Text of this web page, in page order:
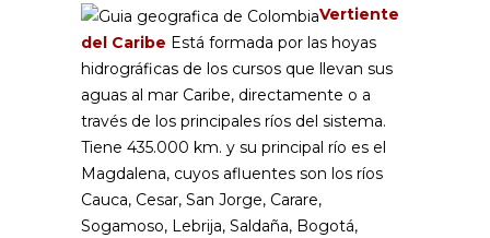
Vertiente
del Caribe Está formada por las hoyas
hidrográficas de los cursos que llevan sus
aguas al mar Caribe, directamente o a
través de los principales ríos del sistema.
Tiene 435.000 km. y su principal río es el
Magdalena, cuyos afluentes son los ríos
Cauca, Cesar, San Jorge, Carare,
Sogamoso, Lebrija, Saldaña, Bogotá,